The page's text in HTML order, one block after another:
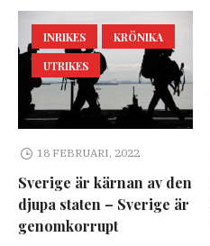
INRIKES
KRÖNIKA
UTRIKES
18 FEBRUARI, 2022
Sverige är kärnan av den
djupa staten – Sverige är
genomkorrupt